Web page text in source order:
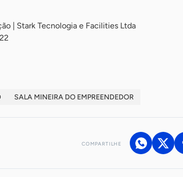
| Stark Tecnologia e Facilities Ltda
SALA MINEIRA DO EMPREENDEDOR
COMPARTILHE